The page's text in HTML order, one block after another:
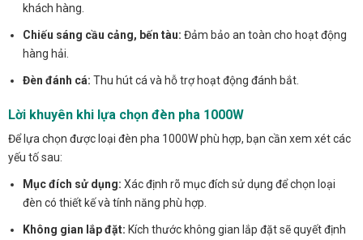
khách hàng.
Chiếu sáng cầu cảng, bến tàu: Đảm bảo an toàn cho hoạt động
hàng hải.
Đèn đánh cá: Thu hút cá và hỗ trợ hoạt động đánh bắt.
Lời khuyên khi lựa chọn đèn pha 1000W
Để lựa chọn được loại đèn pha 1000W phù hợp, bạn cần xem xét các
yếu tố sau:
Mục đích sử dụng: Xác định rõ mục đích sử dụng để chọn loại
đèn có thiết kế và tính năng phù hợp.
Không gian lắp đặt: Kích thước không gian lắp đặt sẽ quyết định